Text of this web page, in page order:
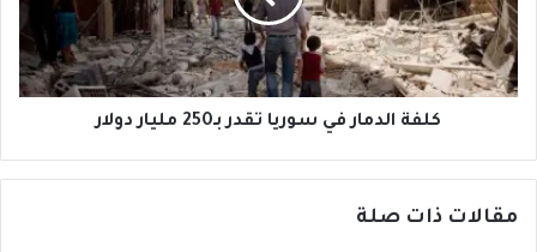
بـ250
مليار
دولار
كلفة الدمار في سوريا تقدر بـ250 مليار دولار
مقالات ذات صلة